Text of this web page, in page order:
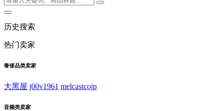
历史搜索
热门卖家
奢侈品类卖家
大黑屋 j00v1961 melcastcojp
音频类卖家